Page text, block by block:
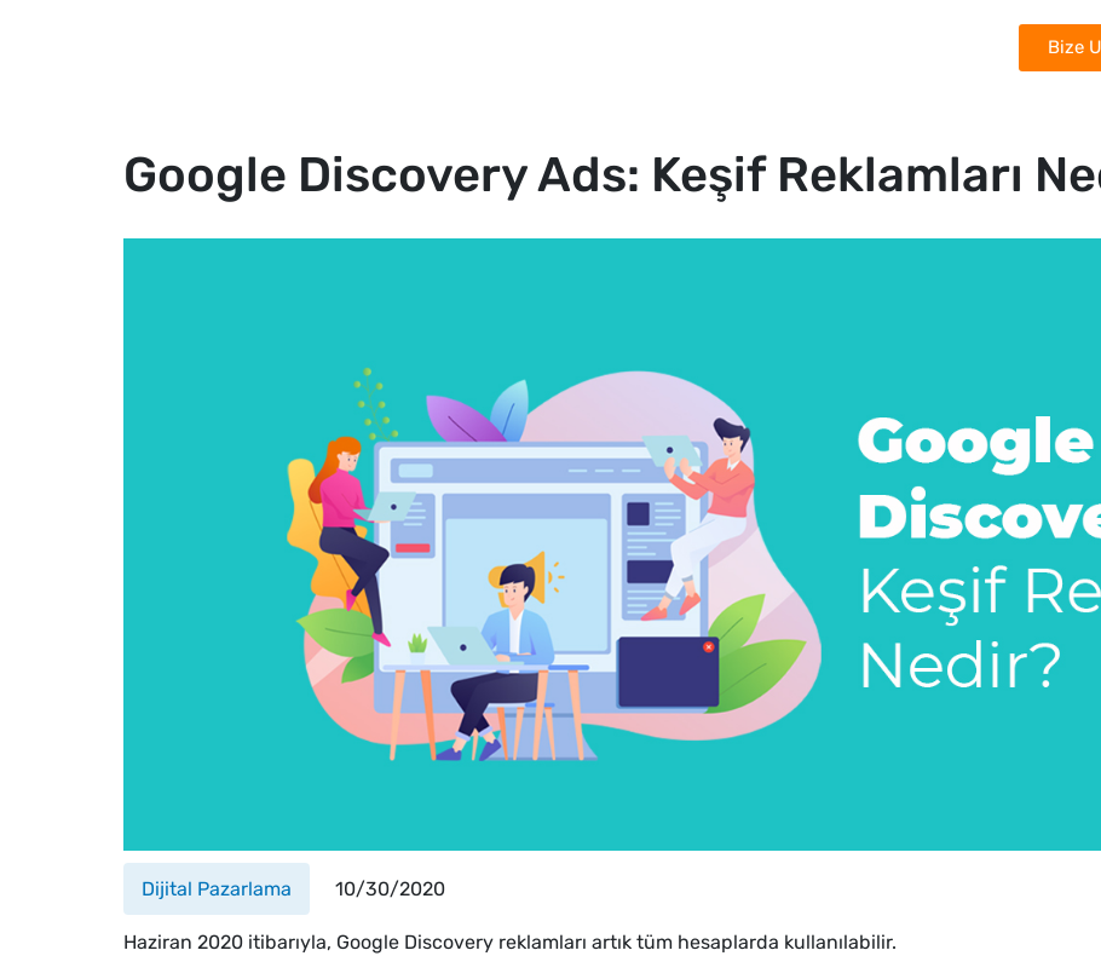
Bize
Google Discovery Ads: Keşif Reklamları
Dijital Pazarlama 10/30/2020
Haziran 2020 itibarıyla, Google Discovery reklamları artık tüm hesaplarda kullanılabilir.